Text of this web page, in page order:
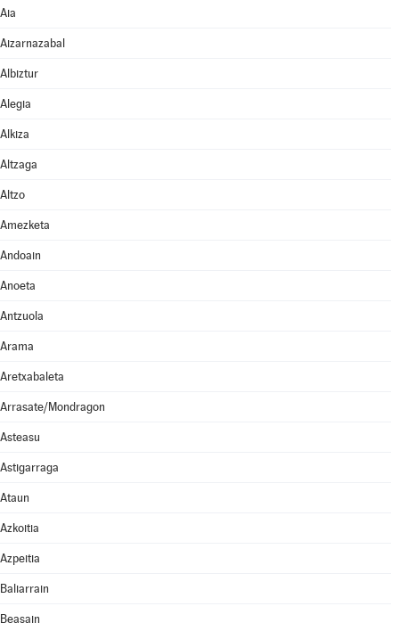
Aia
Aizarnazabal
Albiztur
Alegia
Alkiza
Altzaga
Altzo
Amezketa
Andoain
Anoeta
Antzuola
Arama
Aretxabaleta
Arrasate/Mondragon
Asteasu
Astigarraga
Ataun
Azkoitia
Azpeitia
Baliarrain
Beasain